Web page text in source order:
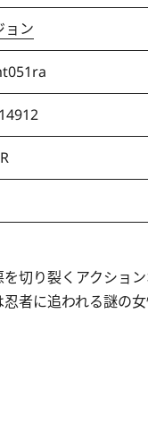
ョン
切り裂くアクショ
者に追われる謎の